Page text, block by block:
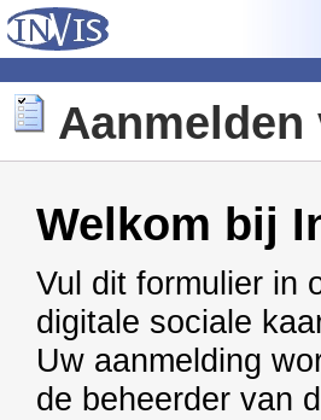
Welkom bij
Vul dit formulier in
digitale sociale
Uw aanmelding
de beheerder van